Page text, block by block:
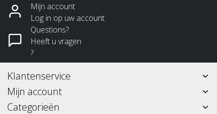
Mijn account
Log in op uw account
Questions?
Heeft u vragen
?
Klantenservice
Mijn account
Categorieën